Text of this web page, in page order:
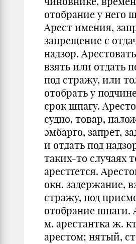
отобрание у него
Арест имения,
запрещение с
надзор.
взять или отдать
под стражу, или
отобрать у
срок шпагу.
судно, товар,
эмбарго, запрет,
и отдать под
таких-то случаях
арестґется.
окн. задержание,
стражу, под
отобрание шпаги.
м. арестантка ж.
арестом; нятый,